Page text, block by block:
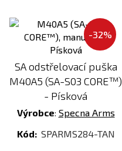
-32%
SA odstřelovací puška
M40A5 (SA-S03 CORE™)
- Písková
Výrobce: Specna Arms
Kód: SPARMS284-TAN